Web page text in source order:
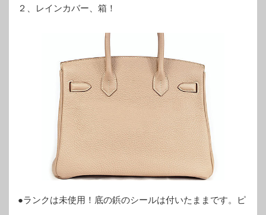
２、レインカバー、箱！
●ランクは未使用！底の鋲のシールは付いたままです。ピ